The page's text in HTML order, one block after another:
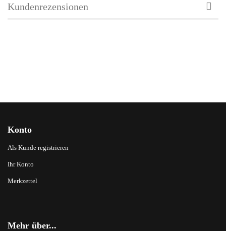
Kundenrezensionen
Konto
Als Kunde registrieren
Ihr Konto
Merkzettel
Mehr über...